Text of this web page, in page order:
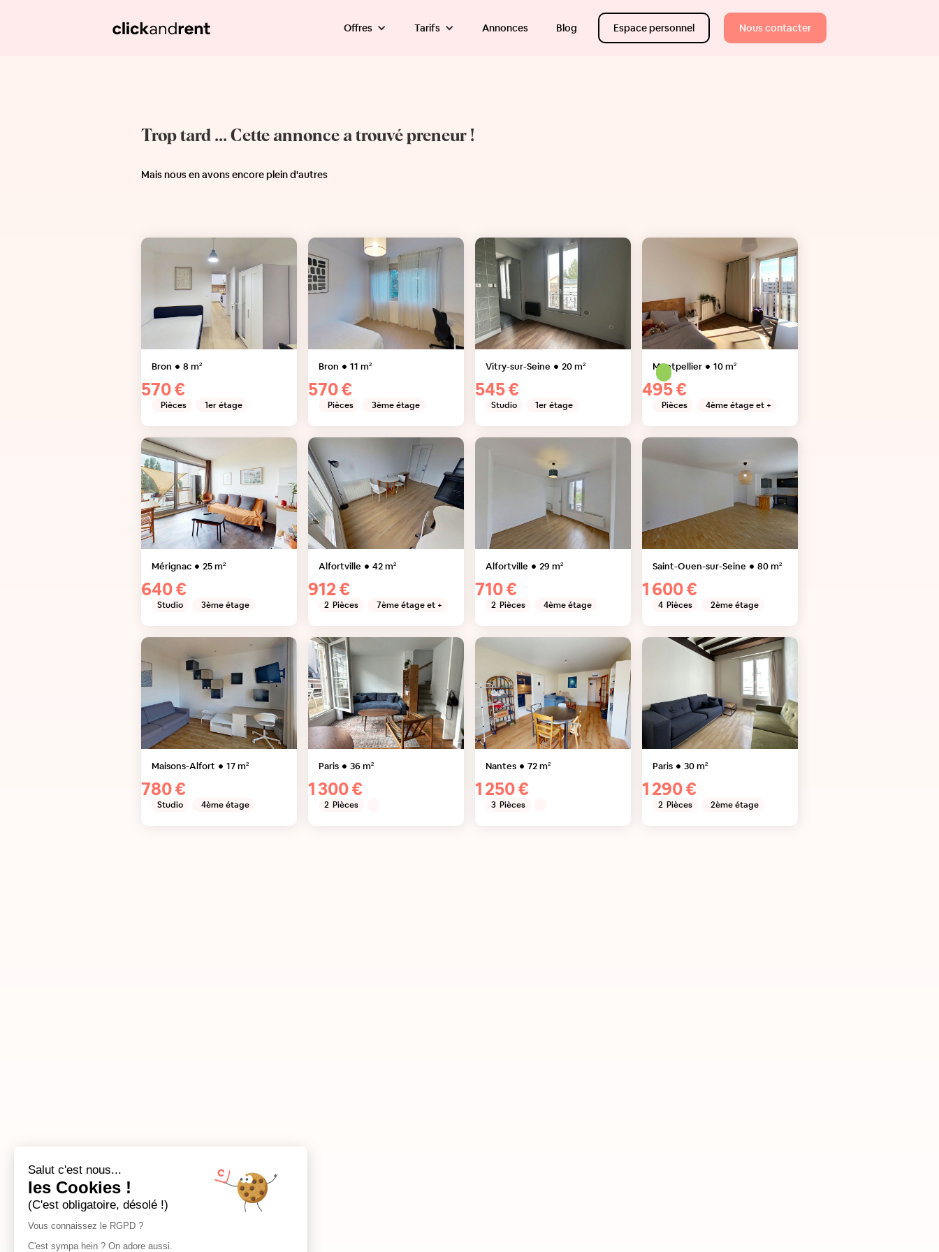
Offres Tarifs Annonces Blog Espace personnel Nous contacter
Trop tard ... Cette annonce a trouvé preneur !
Mais nous en avons encore plein d'autres
Bron 8 m²
570 €
Pièces 1er étage
Bron 11 m²
570 €
Pièces 3ème étage
Vitry-sur-Seine 20m²
545 €
Studio 1er étage
Montpellier 10m²
495 €
Pièces 4ème étage et +
Mérignac 25m²
640 €
Studio 3ème étage
Alfortville 42m²
912 €
2 Pièces 7ème étage et +
Alfortville 29 m²
710 €
2 Pièces 4ème étage
Saint-Ouen-sur-Seine 80m²
1 600 €
4 Pièces 2ème étage
Maisons-Alfort 17m²
780 €
Studio 4ème étage
Paris 36m²
1 300 €
2 Pièces
Nantes 72m²
1 250 €
3 Pièces
Paris 30m²
1 290 €
2 Pièces 2ème étage
Salut c'est nous...
les Cookies !
(C'est obligatoire, désolé !)
Vous connaissez le RGPD ?
C'est sympa hein ? On adore aussi.